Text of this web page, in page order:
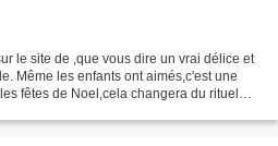
le site de ,que vous dire un vrai délice et
Même les enfants ont aimés,c'est une
fêtes de Noel,cela changera du rituel